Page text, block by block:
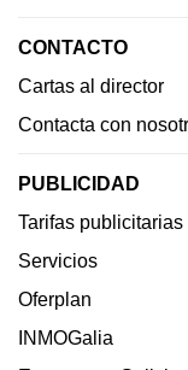
CONTACTO
Cartas al director
Contacta con
PUBLICIDAD
Tarifas publicitarias
Servicios
Oferplan
INMOGalia